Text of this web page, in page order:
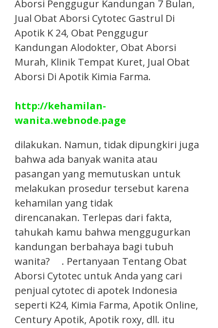
Aborsi Penggugur Kandungan 7 Bulan,
Jual Obat Aborsi Cytotec Gastrul Di
Apotik K 24, Obat Penggugur
Kandungan Alodokter, Obat Aborsi
Murah, Klinik Tempat Kuret, Jual Obat
Aborsi Di Apotik Kimia Farma.​
http://kehamilan-
wanita.webnode.page
dilakukan. Namun, tidak dipungkiri juga
bahwa ada banyak wanita atau
pasangan yang memutuskan untuk
melakukan prosedur tersebut karena
kehamilan yang tidak
direncanakan. Terlepas dari fakta,
tahukah kamu bahwa menggugurkan
kandungan berbahaya bagi tubuh
wanita? . Pertanyaan Tentang Obat
Aborsi Cytotec untuk Anda yang cari
penjual cytotec di apotek Indonesia
seperti K24, Kimia Farma, Apotik Online,
Century Apotik, Apotik roxy, dll. itu